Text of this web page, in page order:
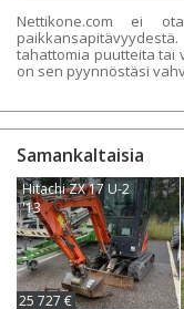
Nettikone.com ei
tahattomia puutteita tai
on sen pyynnöstäsi
Samankaltaisia
Hitachi ZX 17 U-2
'13
25 727 €